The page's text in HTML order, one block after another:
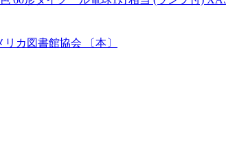
カ図書館協会 〔本〕